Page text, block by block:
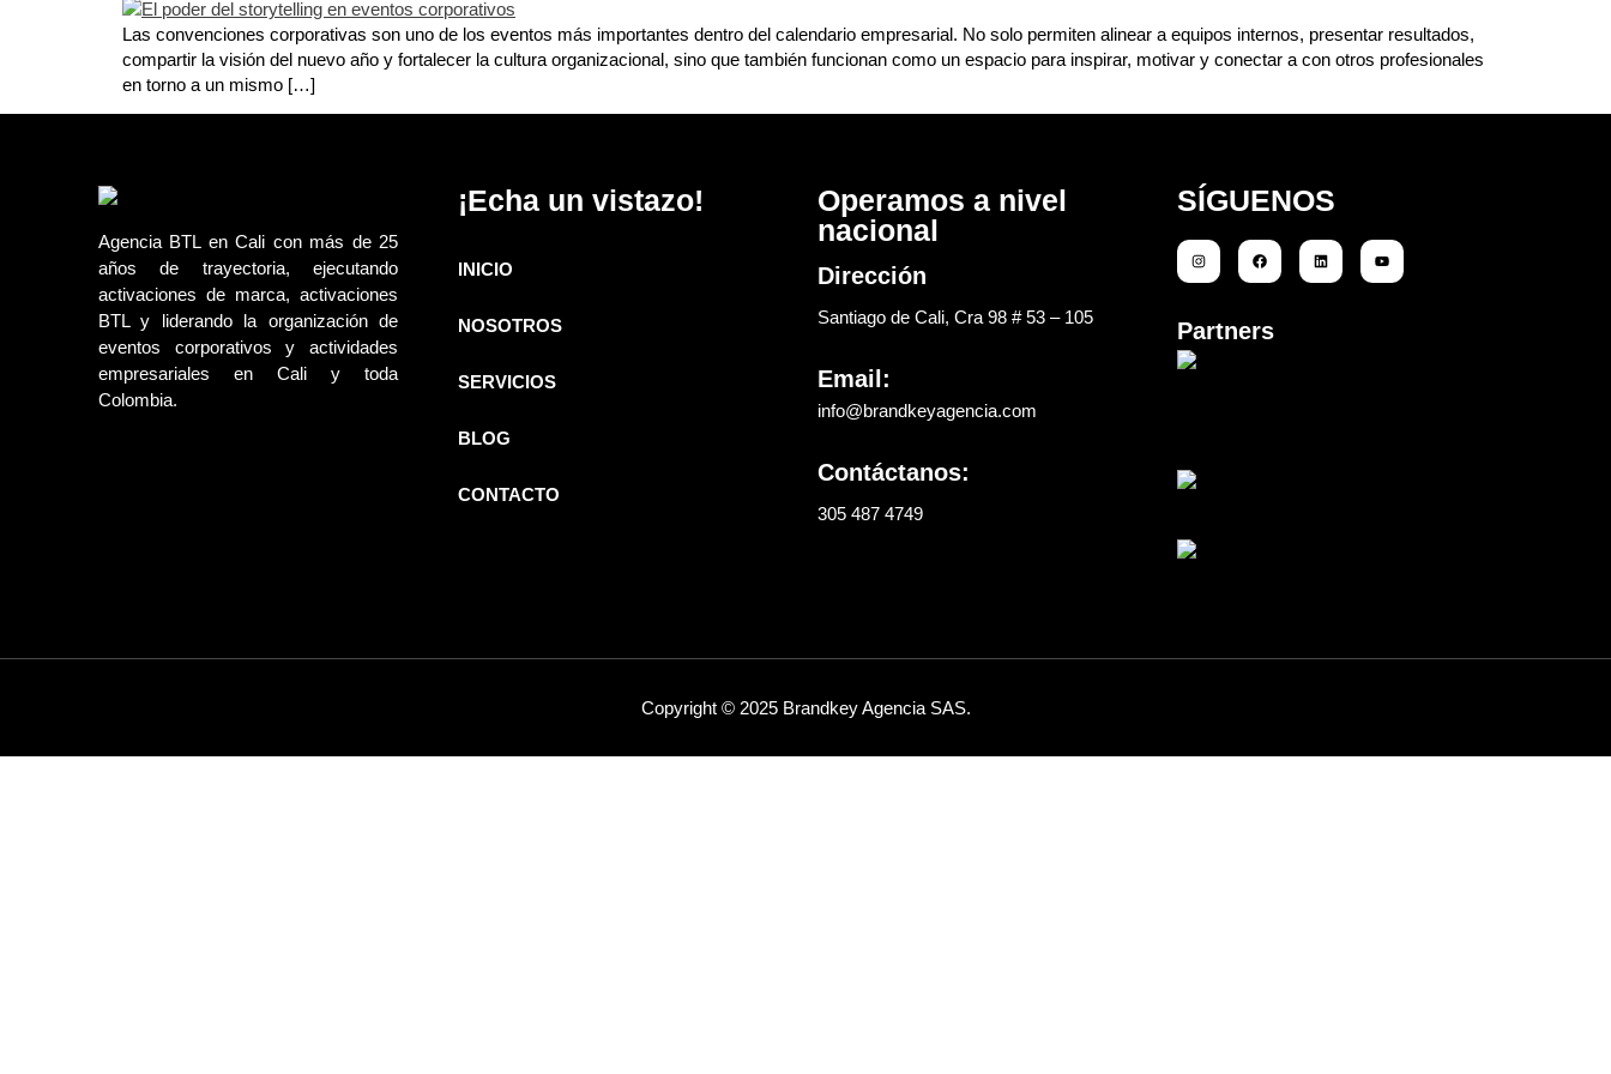
Las convenciones corporativas son uno de los eventos más importantes dentro del calendario empresarial. No solo permiten alinear a equipos internos, presentar resultados,
compartir la visión del nuevo año y fortalecer la cultura organizacional, sino que también funcionan como un espacio para inspirar, motivar y conectar a con otros profesionales
en torno a un mismo […]
Agencia BTL en Cali con más de 25
años de trayectoria, ejecutando
activaciones de marca, activaciones
BTL y liderando la organización de
eventos corporativos y actividades
empresariales en Cali y toda
Colombia.
¡Echa un vistazo!
INICIO
NOSOTROS
SERVICIOS
BLOG
CONTACTO
Operamos a nivel
nacional
Dirección
Santiago de Cali, Cra 98 # 53 – 105
Email:
info@brandkeyagencia.com
Contáctanos:
305 487 4749
SÍGUENOS
Partners
Copyright © 2025 Brandkey Agencia SAS.